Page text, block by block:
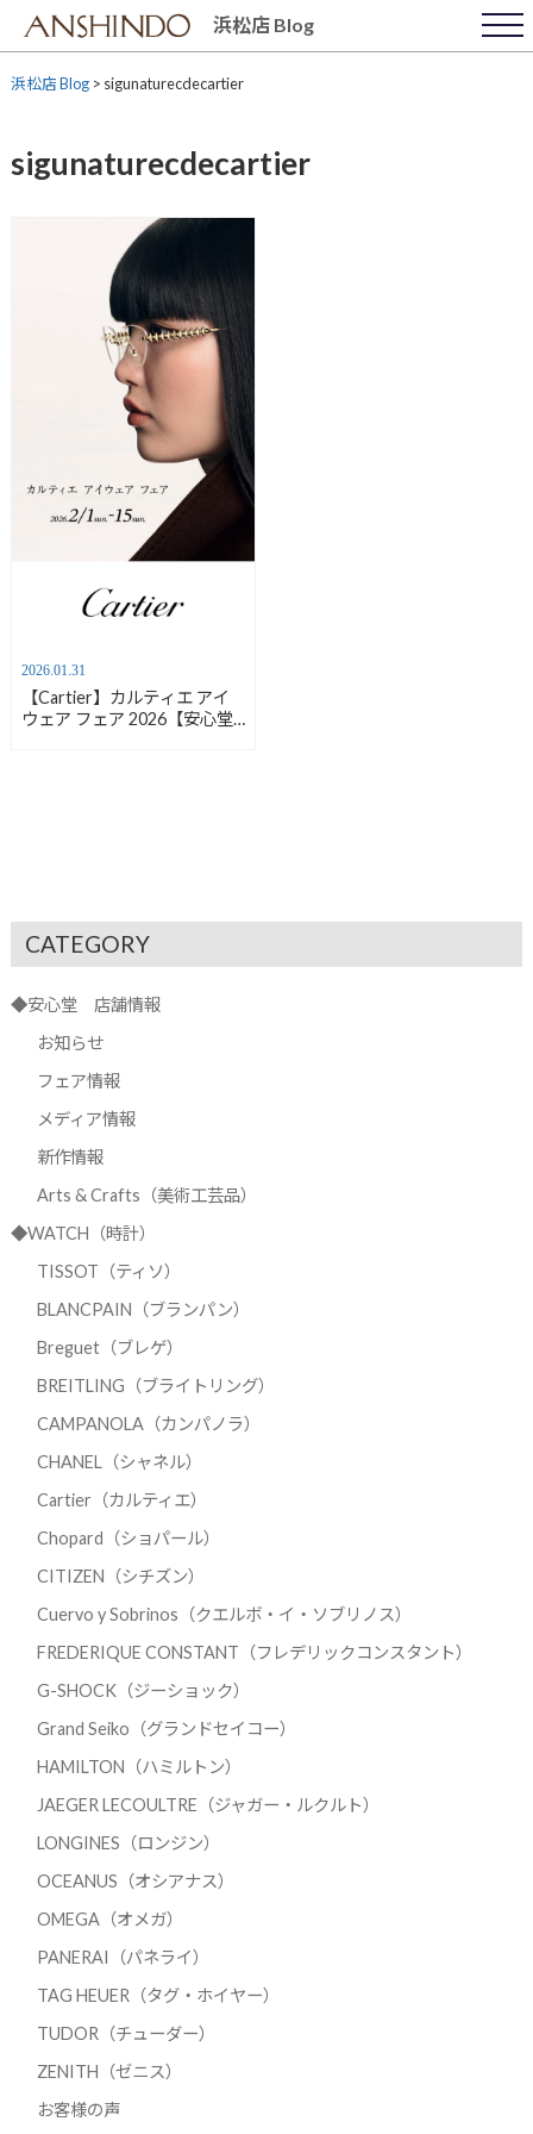
content
浜松店 Blog
浜松店 Blog> sigunaturecdecartier
sigunaturecdecartier
2026.01.31
【Cartier】カルティエ アイ
ウェア フェア 2026【安心堂
CATEGORY
◆安心堂 店舗情報
お知らせ
フェア情報
メディア情報
新作情報
Arts & Crafts（美術工芸品）
◆WATCH（時計）
TISSOT（ティソ）
BLANCPAIN（ブランパン）
Breguet（ブレゲ）
BREITLING（ブライトリング）
CAMPANOLA（カンパノラ）
CHANEL（シャネル）
Cartier（カルティエ）
Chopard（ショパール）
CITIZEN（シチズン）
Cuervo y Sobrinos（クエルボ・イ・ソブリノス）
FREDERIQUE CONSTANT（フレデリックコンスタント）
G-SHOCK（ジーショック）
Grand Seiko（グランドセイコー）
HAMILTON（ハミルトン）
JAEGER LECOULTRE（ジャガー・ルクルト）
LONGINES（ロンジン）
OCEANUS（オシアナス）
OMEGA（オメガ）
PANERAI（パネライ）
TAG HEUER（タグ・ホイヤー）
TUDOR（チューダー）
ZENITH（ゼニス）
お客様の声